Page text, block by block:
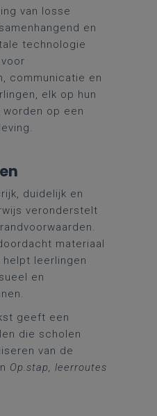
van losse
en
technologie
communicatie en
elk op hun
op een
duidelijk en
veronderstelt
materiaal
leerlingen
en
geeft een
die scholen
van de
Op.stap, leerroutes